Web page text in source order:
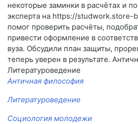
некоторые заминки в расчётах и
эксперта на https://studwork.store-
помог проверить расчёты,
привести оформление в
вуза. Обсудили план защиты,
теперь уверен в результате.
Литературоведение
Античная философия
Литературоведение
Социология молодежи